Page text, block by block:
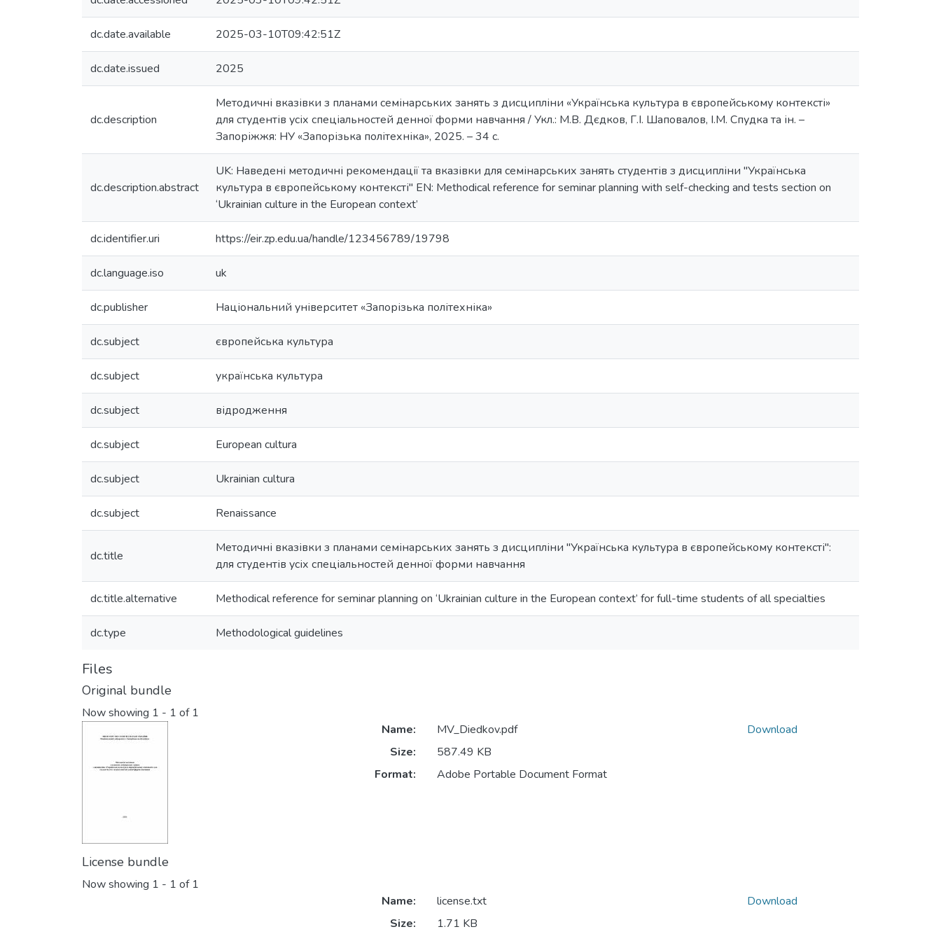
dc.date.available 2025-03-10T09:42:51Z
dc.date.issued 2025
dc.description
Методичні вказівки з планами семінарських занять з дисципліни «Українська культура в європейському контексті»
для студентів усіх спеціальностей денної форми навчання / Укл.: М.В. Дєдков, Г.І. Шаповалов, І.М. Спудка та ін. –
Запоріжжя: НУ «Запорізька політехніка», 2025. – 34 с.
dc.description.abstract
UK: Наведені методичні рекомендації та вказівки для семінарських занять студентів з дисципліни "Українська
культура в європейському контексті" EN: Methodical reference for seminar planning with self-checking and tests section on
‘Ukrainian culture in the European context’
dc.identifier.uri https://eir.zp.edu.ua/handle/123456789/19798
dc.language.iso uk
dc.publisher Національний університет «Запорізька політехніка»
dc.subject європейська культура
dc.subject українська культура
dc.subject відродження
dc.subject European cultura
dc.subject Ukrainian cultura
dc.subject Renaissance
dc.title
Методичні вказівки з планами семінарських занять з дисципліни "Українська культура в європейському контексті":
для студентів усіх спеціальностей денної форми навчання
dc.title.alternative Methodical reference for seminar planning on ‘Ukrainian culture in the European context’ for full-time students of all specialties
dc.type Methodological guidelines
Files
Original bundle
Now showing 1 - 1 of 1
Name:
MV_Diedkov.pdf
Size:
587.49 KB
Format:
Adobe Portable Document Format
Download
License bundle
Now showing 1 - 1 of 1
Name:
license.txt
Size:
1.71 KB
Download